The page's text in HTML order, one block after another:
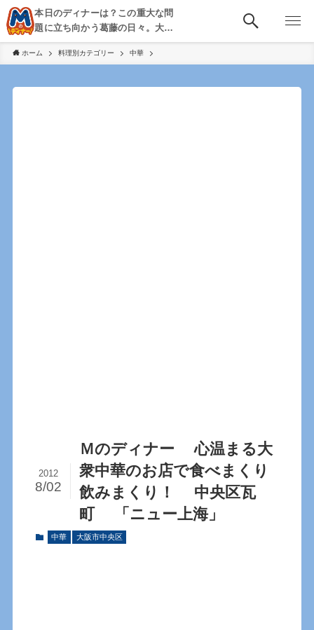
本日のディナーは？この重大な問
題に立ち向かう葛藤の日々。大
阪・京都・神戸を中心とした食べ
歩き、飲み歩きを綴る。
ホーム 料理別カテゴリー 中華
Ｍのディナー 心温まる大
衆中華のお店で食べまくり
飲みまくり！ 中央区瓦
町 「ニュー上海」
2012
8/02
中華 大阪市中央区